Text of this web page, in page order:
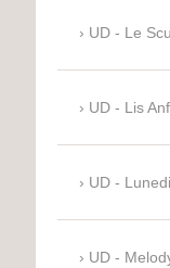
UD - Le
UD - Lis
UD -
UD -